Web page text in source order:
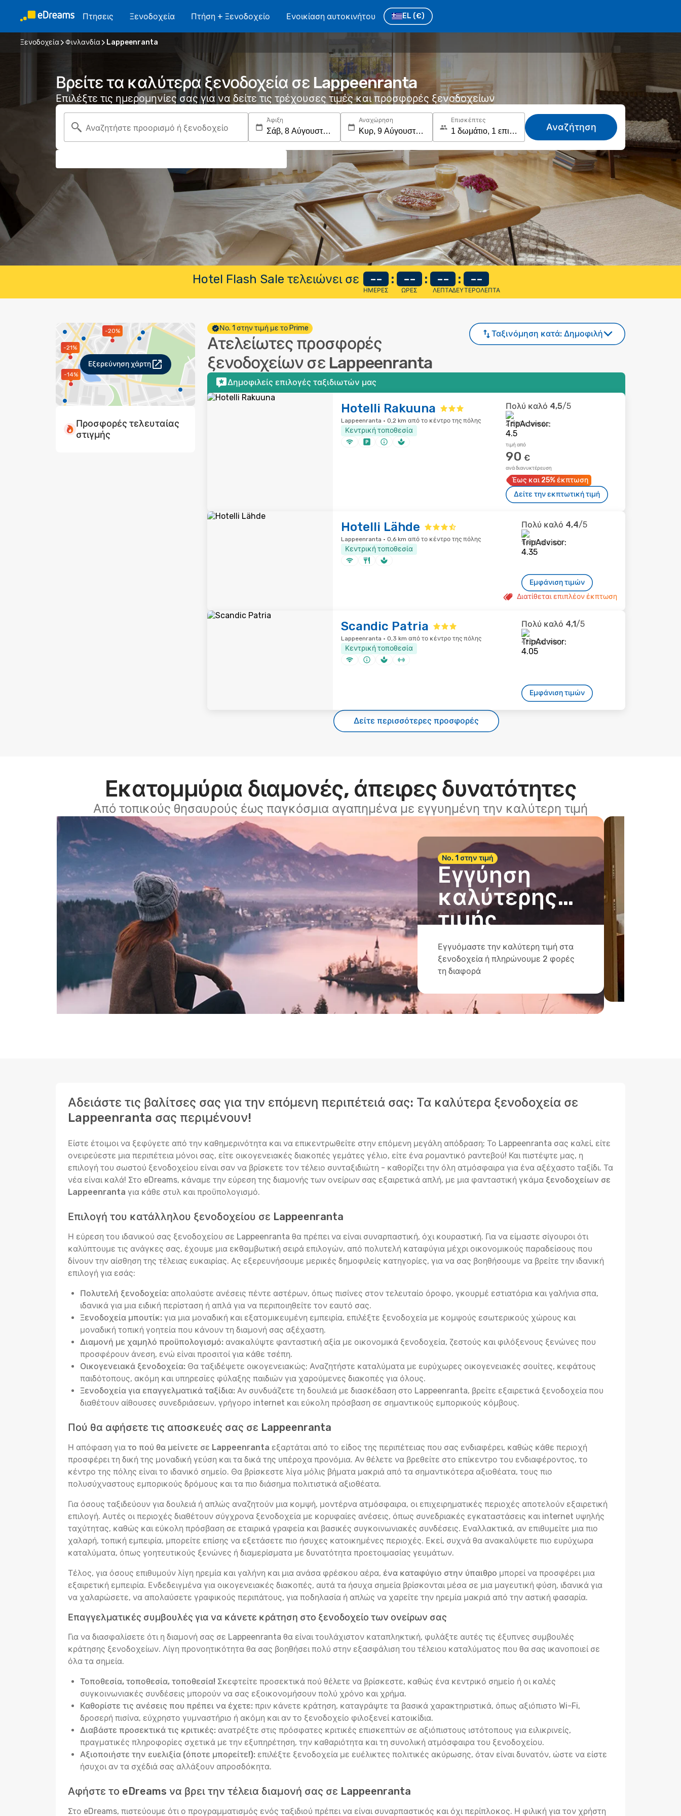
Πτησεις Ξενοδοχεία Πτήση + Ξενοδοχείο Ενοικίαση αυτοκινήτου EL (€)
Ξενοδοχεία Φινλανδία Lappeenranta
Βρείτε τα καλύτερα ξενοδοχεία σε Lappeenranta
Επιλέξτε τις ημερομηνίες σας για να δείτε τις τρέχουσες τιμές και προσφορές ξενοδοχείων
Αναζητήστε προορισμό ή ξενοδοχείο
Άφιξη Αναχώρηση Επισκέπτες
Αναζήτηση
Hotel Flash Sale τελειώνει σε --
ΗΜΈΡΕΣ
: --
ΏΡΕΣ
: --
ΛΕΠΤΆ
: --
ΔΕΥΤΕΡΌΛΕΠΤΑ
-20%
-21%
-14%
Εξερεύνηση χάρτη
Προσφορές τελευταίας
στιγμής
Νο. 1 στην τιμή με το Prime
Ατελείωτες προσφορές
ξενοδοχείων σε Lappeenranta
Ταξινόμηση κατά: Δημοφιλή
Δημοφιλείς επιλογές ταξιδιωτών μας
Hotelli Rakuuna
Lappeenranta · 0,2 km από το κέντρο της πόλης
Κεντρική τοποθεσία
Πολύ καλό 4,5/5
2.350 κριτικές
τιμή από
90 €
ανά διανυκτέρευση
Έως και 25% έκπτωση
Δείτε την εκπτωτική τιμή
Hotelli Lähde
Lappeenranta · 0,6 km από το κέντρο της πόλης
Κεντρική τοποθεσία
Πολύ καλό 4,4/5
1.486 κριτικές
Εμφάνιση τιμών
Διατίθεται επιπλέον έκπτωση
Scandic Patria
Lappeenranta · 0,3 km από το κέντρο της πόλης
Κεντρική τοποθεσία
Πολύ καλό 4,1/5
425 κριτικές
Εμφάνιση τιμών
Δείτε περισσότερες προσφορές
Εκατομμύρια διαμονές, άπειρες δυνατότητες
Από τοπικούς θησαυρούς έως παγκόσμια αγαπημένα με εγγυημένη την καλύτερη τιμή
Νο. 1 στην τιμή
Εγγύηση
καλύτερης
τιμής
Εγγυόμαστε την καλύτερη τιμή στα
ξενοδοχεία ή πληρώνουμε 2 φορές
τη διαφορά
Αδειάστε τις βαλίτσες σας για την επόμενη περιπέτειά σας: Τα καλύτερα ξενοδοχεία σε
Lappeenranta σας περιμένουν!
Είστε έτοιμοι να ξεφύγετε από την καθημερινότητα και να επικεντρωθείτε στην επόμενη μεγάλη απόδραση; Το Lappeenranta σας καλεί, είτε
ονειρεύεστε μια περιπέτεια μόνοι σας, είτε οικογενειακές διακοπές γεμάτες γέλιο, είτε ένα ρομαντικό ραντεβού! Και πιστέψτε μας, η
επιλογή του σωστού ξενοδοχείου είναι σαν να βρίσκετε τον τέλειο συνταξιδιώτη - καθορίζει την όλη ατμόσφαιρα για ένα αξέχαστο ταξίδι. Τα
νέα είναι καλά! Στο eDreams, κάναμε την εύρεση της διαμονής των ονείρων σας εξαιρετικά απλή, με μια φανταστική γκάμα ξενοδοχείων σε
Lappeenranta για κάθε στυλ και προϋπολογισμό.
Επιλογή του κατάλληλου ξενοδοχείου σε Lappeenranta
Η εύρεση του ιδανικού σας ξενοδοχείου σε Lappeenranta θα πρέπει να είναι συναρπαστική, όχι κουραστική. Για να είμαστε σίγουροι ότι
καλύπτουμε τις ανάγκες σας, έχουμε μια εκθαμβωτική σειρά επιλογών, από πολυτελή καταφύγια μέχρι οικονομικούς παραδείσους που
δίνουν την αίσθηση της τέλειας ευκαιρίας. Ας εξερευνήσουμε μερικές δημοφιλείς κατηγορίες, για να σας βοηθήσουμε να βρείτε την ιδανική
επιλογή για εσάς:
Πολυτελή ξενοδοχεία: απολαύστε ανέσεις πέντε αστέρων, όπως πισίνες στον τελευταίο όροφο, γκουρμέ εστιατόρια και γαλήνια σπα,
ιδανικά για μια ειδική περίσταση ή απλά για να περιποιηθείτε τον εαυτό σας.
Ξενοδοχεία μπουτίκ: για μια μοναδική και εξατομικευμένη εμπειρία, επιλέξτε ξενοδοχεία με κομψούς εσωτερικούς χώρους και
μοναδική τοπική γοητεία που κάνουν τη διαμονή σας αξέχαστη.
Διαμονή με χαμηλό προϋπολογισμό: ανακαλύψτε φανταστική αξία με οικονομικά ξενοδοχεία, ζεστούς και φιλόξενους ξενώνες που
προσφέρουν άνεση, ενώ είναι προσιτοί για κάθε τσέπη.
Οικογενειακά ξενοδοχεία: Θα ταξιδέψετε οικογενειακώς; Αναζητήστε καταλύματα με ευρύχωρες οικογενειακές σουίτες, κεφάτους
παιδότοπους, ακόμη και υπηρεσίες φύλαξης παιδιών για χαρούμενες διακοπές για όλους.
Ξενοδοχεία για επαγγελματικά ταξίδια: Αν συνδυάζετε τη δουλειά με διασκέδαση στο Lappeenranta, βρείτε εξαιρετικά ξενοδοχεία που
διαθέτουν αίθουσες συνεδριάσεων, γρήγορο internet και εύκολη πρόσβαση σε σημαντικούς εμπορικούς κόμβους.
Πού θα αφήσετε τις αποσκευές σας σε Lappeenranta
Η απόφαση για το πού θα μείνετε σε Lappeenranta εξαρτάται από το είδος της περιπέτειας που σας ενδιαφέρει, καθώς κάθε περιοχή
προσφέρει τη δική της μοναδική γεύση και τα δικά της υπέροχα προνόμια. Αν θέλετε να βρεθείτε στο επίκεντρο του ενδιαφέροντος, το
κέντρο της πόλης είναι το ιδανικό σημείο. Θα βρίσκεστε λίγα μόλις βήματα μακριά από τα σημαντικότερα αξιοθέατα, τους πιο
πολυσύχναστους εμπορικούς δρόμους και τα πιο διάσημα πολιτιστικά αξιοθέατα.
Για όσους ταξιδεύουν για δουλειά ή απλώς αναζητούν μια κομψή, μοντέρνα ατμόσφαιρα, οι επιχειρηματικές περιοχές αποτελούν εξαιρετική
επιλογή. Αυτές οι περιοχές διαθέτουν σύγχρονα ξενοδοχεία με κορυφαίες ανέσεις, όπως συνεδριακές εγκαταστάσεις και internet υψηλής
ταχύτητας, καθώς και εύκολη πρόσβαση σε εταιρικά γραφεία και βασικές συγκοινωνιακές συνδέσεις. Εναλλακτικά, αν επιθυμείτε μια πιο
χαλαρή, τοπική εμπειρία, μπορείτε επίσης να εξετάσετε πιο ήσυχες κατοικημένες περιοχές. Εκεί, συχνά θα ανακαλύψετε πιο ευρύχωρα
καταλύματα, όπως γοητευτικούς ξενώνες ή διαμερίσματα με δυνατότητα προετοιμασίας γευμάτων.
Τέλος, για όσους επιθυμούν λίγη ηρεμία και γαλήνη και μια ανάσα φρέσκου αέρα, ένα καταφύγιο στην ύπαιθρο μπορεί να προσφέρει μια
εξαιρετική εμπειρία. Ενδεδειγμένα για οικογενειακές διακοπές, αυτά τα ήσυχα σημεία βρίσκονται μέσα σε μια μαγευτική φύση, ιδανικά για
να χαλαρώσετε, να απολαύσετε γραφικούς περιπάτους, για ποδηλασία ή απλώς να χαρείτε την ηρεμία μακριά από την αστική φασαρία.
Επαγγελματικές συμβουλές για να κάνετε κράτηση στο ξενοδοχείο των ονείρων σας
Για να διασφαλίσετε ότι η διαμονή σας σε Lappeenranta θα είναι τουλάχιστον καταπληκτική, φυλάξτε αυτές τις έξυπνες συμβουλές
κράτησης ξενοδοχείων. Λίγη προνοητικότητα θα σας βοηθήσει πολύ στην εξασφάλιση του τέλειου καταλύματος που θα σας ικανοποιεί σε
όλα τα σημεία.
Τοποθεσία, τοποθεσία, τοποθεσία! Σκεφτείτε προσεκτικά πού θέλετε να βρίσκεστε, καθώς ένα κεντρικό σημείο ή οι καλές
συγκοινωνιακές συνδέσεις μπορούν να σας εξοικονομήσουν πολύ χρόνο και χρήμα.
Καθορίστε τις ανέσεις που πρέπει να έχετε: πριν κάνετε κράτηση, καταγράψτε τα βασικά χαρακτηριστικά, όπως αξιόπιστο Wi-Fi,
δροσερή πισίνα, εύχρηστο γυμναστήριο ή ακόμη και αν το ξενοδοχείο φιλοξενεί κατοικίδια.
Διαβάστε προσεκτικά τις κριτικές: ανατρέξτε στις πρόσφατες κριτικές επισκεπτών σε αξιόπιστους ιστότοπους για ειλικρινείς,
πραγματικές πληροφορίες σχετικά με την εξυπηρέτηση, την καθαριότητα και τη συνολική ατμόσφαιρα του ξενοδοχείου.
Αξιοποιήστε την ευελιξία (όποτε μπορείτε!): επιλέξτε ξενοδοχεία με ευέλικτες πολιτικές ακύρωσης, όταν είναι δυνατόν, ώστε να είστε
ήσυχοι αν τα σχέδιά σας αλλάξουν απροσδόκητα.
Αφήστε το eDreams να βρει την τέλεια διαμονή σας σε Lappeenranta
Στο eDreams, πιστεύουμε ότι ο προγραμματισμός ενός ταξιδιού πρέπει να είναι συναρπαστικός και όχι περίπλοκος. Η φιλική για τον χρήστη